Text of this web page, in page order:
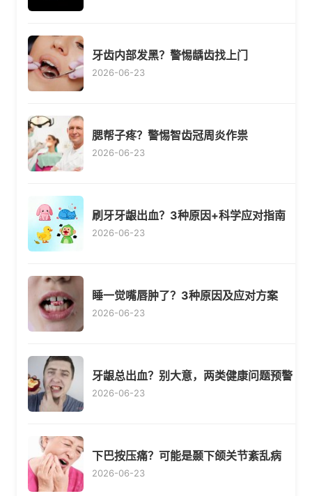
牙齿内部发黑？警惕龋齿找上门
2026-06-23
腮帮子疼？警惕智齿冠周炎作祟
2026-06-23
刷牙牙龈出血？3种原因+科学应对指南
2026-06-23
睡一觉嘴唇肿了？3种原因及应对方案
2026-06-23
牙龈总出血？别大意，两类健康问题预警
2026-06-23
下巴按压痛？可能是颞下颌关节紊乱病
2026-06-23